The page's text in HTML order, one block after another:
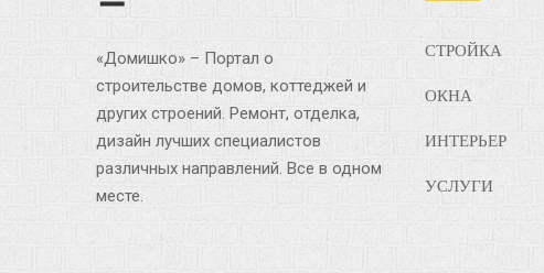
«Домишко» – Портал о
строительстве домов, коттеджей и
других строений. Ремонт, отделка,
дизайн лучших специалистов
различных направлений. Все в одном
месте.
СТРОЙКА
ОКНА
ИНТЕРЬЕР
УСЛУГИ